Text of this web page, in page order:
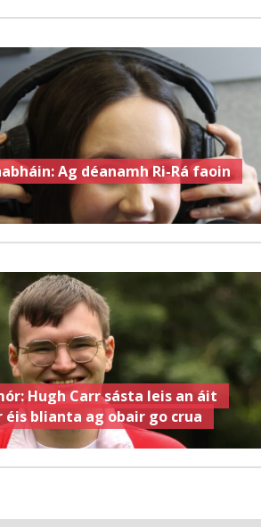
Ag déanamh Ri-Rá faoin
Hugh Carr sásta leis an áit
blianta ag obair go crua